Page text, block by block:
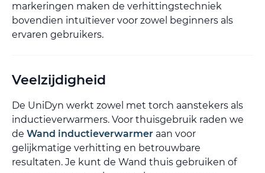
markeringen maken de verhittingstechniek
bovendien intuïtiever voor zowel beginners als
ervaren gebruikers.
Veelzijdigheid
De UniDyn werkt zowel met torch aanstekers als
inductieverwarmers. Voor thuisgebruik raden we
de Wand inductieverwarmer aan voor
gelijkmatige verhitting en betrouwbare
resultaten. Je kunt de Wand thuis gebruiken of